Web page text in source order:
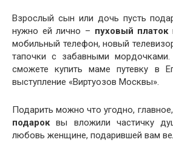
Взрослый сын или дочь пусть
нужно ей лично – пуховый платок
мобильный телефон, новый
тапочки с забавными
сможете купить маме путевку в
выступление «Виртуозов Москвы».
Подарить можно что угодно,
подароквы вложили частичку
любовь женщине, подарившей вам